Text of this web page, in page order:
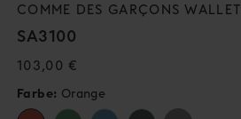
COMME DES GARÇONS WALLET
SA3100
Normaler
103,00 €
Farbe: Orange